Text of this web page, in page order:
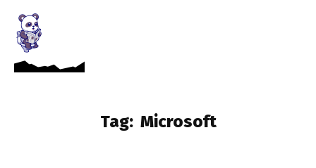
Tag: Microsoft